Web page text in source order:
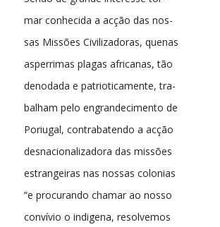
mar conhecida a acção das nos-
sas Missões Civilizadoras, quenas
asperrimas plagas africanas, tão
denodada e patrioticamente, tra-
balham pelo engrandecimento de
Poriugal, contrabatendo a acção
desnacionalizadora das missões
estrangeiras nas nossas colonias
“e procurando chamar ao nosso
convívio o indigena, resolvemos